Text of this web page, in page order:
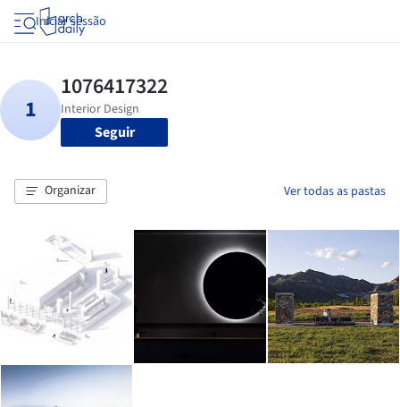
Iniciar sessão
Seguir
Organizar Ver todas as pastas